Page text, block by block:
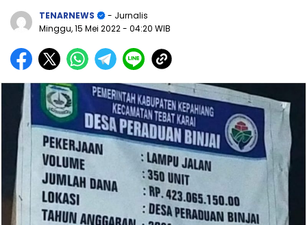
TENARNEWS
- Jurnalis
Minggu, 15 Mei 2022- 04:20 WIB